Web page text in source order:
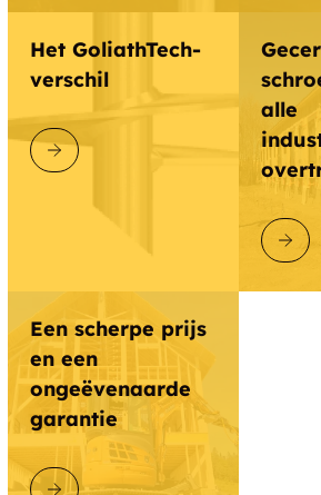
Het GoliathTech-
verschil
ONTDEK GOLIATHTECH
alle
Een scherpe prijs
en een
ongeëvenaarde
garantie
ONTDEK GOLIATHTECH